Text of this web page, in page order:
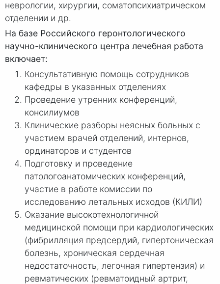
неврологии, хирургии, соматопсихиатрическом
отделении и др.
На базе Российского геронтологического
научно-клинического центра лечебная работа
включает:
Консультативную помощь сотрудников
кафедры в указанных отделениях
Проведение утренних конференций,
консилиумов
Клинические разборы неясных больных с
участием врачей отделений, интернов,
ординаторов и студентов
Подготовку и проведение
патологоанатомических конференций,
участие в работе комиссии по
исследованию летальных исходов (КИЛИ)
Оказание высокотехнологичной
медицинской помощи при кардиологических
(фибрилляция предсердий, гипертоническая
болезнь, хроническая сердечная
недостаточность, легочная гипертензия) и
ревматических (ревматоидный артрит,